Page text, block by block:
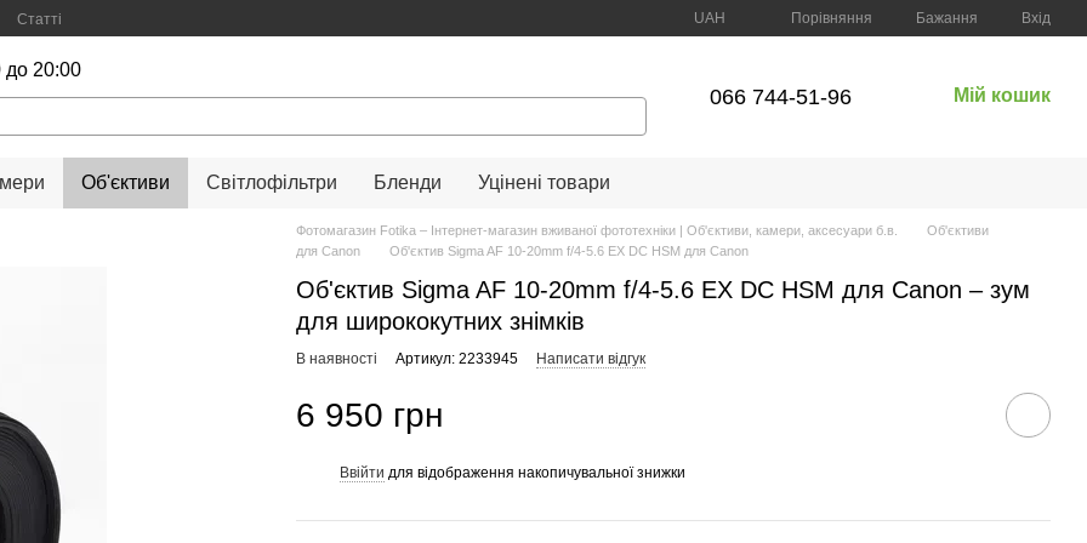
Статті UAH Порівняння Бажання Вхід
20:00
066 744-51-96 Мій кошик
Об'єктиви Світлофільтри Бленди Уцінені товари
Фотомагазин Fotika – Інтернет-магазин вживаної фототехніки | Об'єктиви, камери, аксесуари б.в.
Об'єктиви
для Canon
Об'єктив Sigma AF 10-20mm f/4-5.6 EX DC HSM для Canon
Об'єктив Sigma AF 10-20mm f/4-5.6 EX DC HSM для Canon – зум
для ширококутних знімків
В наявності Артикул: 2233945 Написати відгук
6 950 грн
Ввійти для відображення накопичувальної знижки